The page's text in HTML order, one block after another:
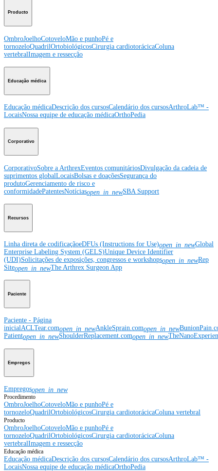
Producto
OmbroJoelhoCotoveloMão e punhoPé e
tornozeloQuadrilOrtobiológicosCirurgia cardiotorácicaColuna
vertebralImagem e ressecção
Educação médica
Educação médicaDescrição dos cursosCalendário dos cursosArthroLab™ -
LocaisNossa equipe de educação médicaOrthoPedia
Corporativo
CorporativoSobre a ArthrexEventos comunitáriosDivulgação da cadeia de
suprimentos globalLocaisBolsas e doaçõesSegurança do
produtoGerenciamento de risco e
conformidadePatentesNotíciasopen_in_newSBA Support
Recursos
Linha direta de codificaçãoeDFUs (Instructions for Use)open_in_newGlobal
Enterprise Labeling System (GELS)Unique Device Identifier
(UDI)Solicitações de exposições, congressos e workshopsopen_in_newRep
Siteopen_in_newThe Arthrex Surgeon App
Paciente
Paciente - Página
inicialACLTear.comopen_in_newAnkleSprain.comopen_in_new
Patientopen_in_newShoulderReplacement.comopen_in_new
Empregos
Empregosopen_in_new
Procedimento
OmbroJoelhoCotoveloMão e punhoPé e
tornozeloQuadrilOrtobiológicosCirurgia cardiotorácicaColuna vertebral
Producto
OmbroJoelhoCotoveloMão e punhoPé e
tornozeloQuadrilOrtobiológicosCirurgia cardiotorácicaColuna
vertebralImagem e ressecção
Educação médica
Educação médicaDescrição dos cursosCalendário dos cursosArthroLab™ -
LocaisNossa equipe de educação médicaOrthoPedia